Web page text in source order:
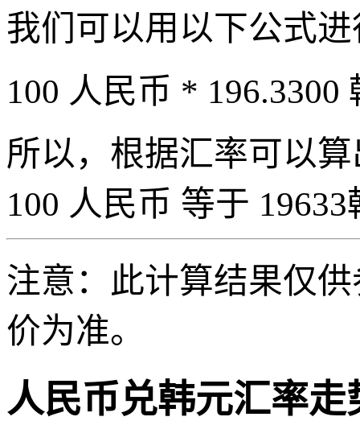
我们可以用以下公式
100 人民币 * 196.3300
所以，根据汇率可以
100 人民币 等于
注意：此计算结果仅
价为准。
人民币兑韩元汇率走